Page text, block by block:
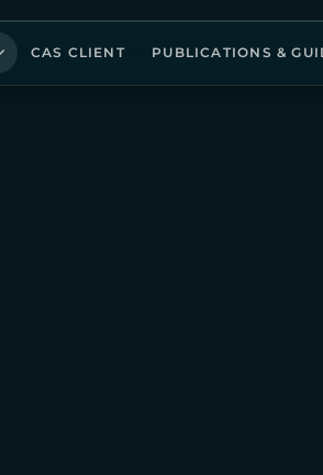
CAS CLIENT PUBLICATIONS &